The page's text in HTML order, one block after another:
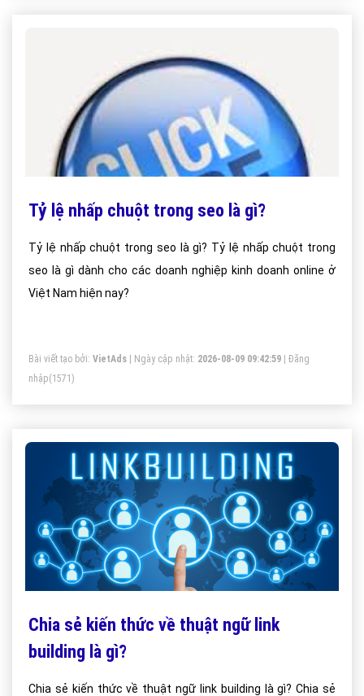
Tỷ lệ nhấp chuột trong seo là gì?
Tỷ lệ nhấp chuột trong seo là gì? Tỷ lệ nhấp chuột trong
seo là gì dành cho các doanh nghiệp kinh doanh online ở
Việt Nam hiện nay?
Bài viết tạo bởi: VietAds | Ngày cập nhật: 2026-08-09 09:42:59
Đăng
nhập(1571)
Chia sẻ kiến thức về thuật ngữ link
building là gì?
Chia sẻ kiến thức về thuật ngữ link building là gì? Chia sẻ